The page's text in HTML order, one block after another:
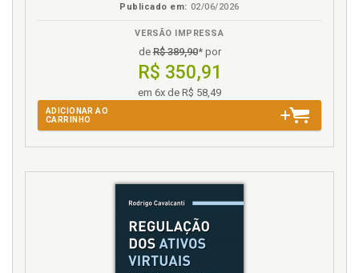
Publicado em: 02/06/2026
VERSÃO IMPRESSA
deR$ 389,90* por
R$ 350,91
em 6x de R$ 58,49
ADICIONAR AO
CARRINHO